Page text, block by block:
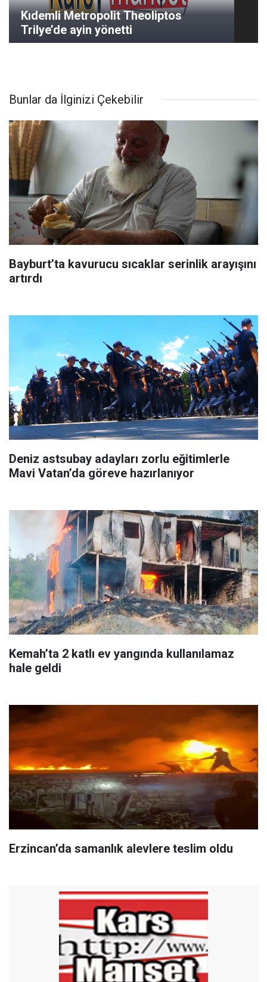
Kıdemli Metropolit Theoliptos
Trilye’de ayin yönetti
Bunlar da İlginizi Çekebilir
Bayburt’ta kavurucu sıcaklar serinlik arayışını
artırdı
Deniz astsubay adayları zorlu eğitimlerle
Mavi Vatan’da göreve hazırlanıyor
Kemah’ta 2 katlı ev yangında kullanılamaz
hale geldi
Erzincan’da samanlık alevlere teslim oldu